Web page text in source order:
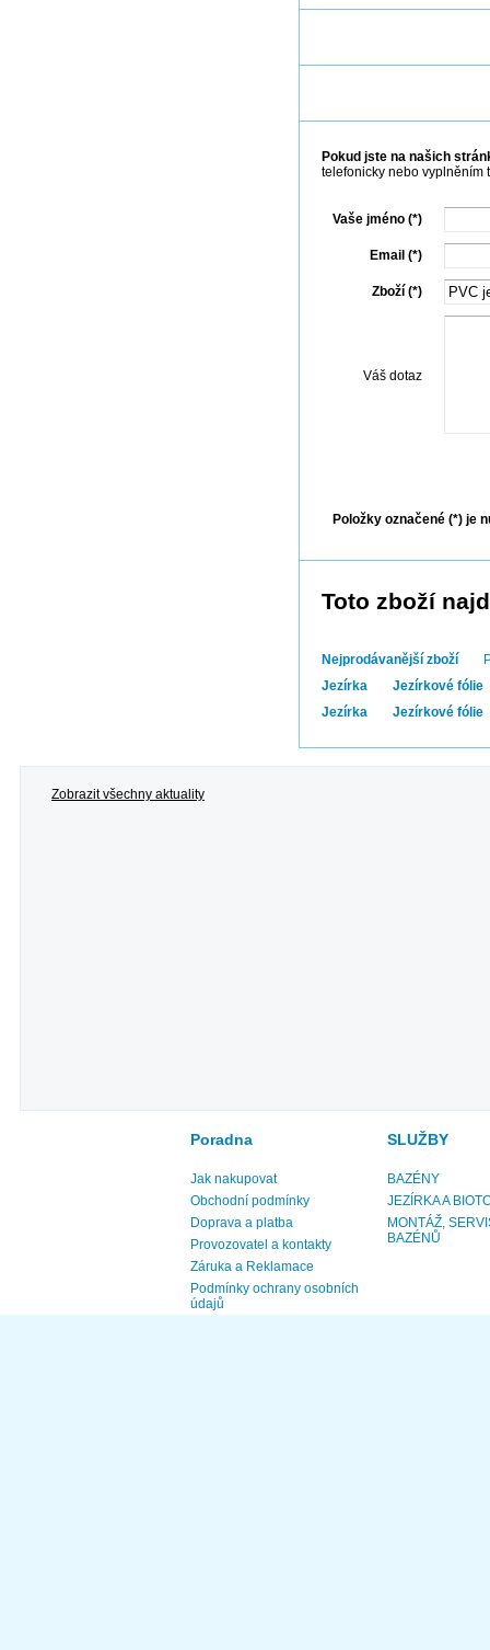
Pokud jste na našich
telefonicky nebo vyplněním
Vaše jméno (*)
Email (*)
Zboží (*)
Váš dotaz
Položky označené (*) je
Toto zboží
Nejprodávanější zboží
Jezírka
Jezírkové fólie
Jezírka
Jezírkové fólie
Zobrazit všechny aktuality
Poradna
Jak nakupovat
Obchodní podmínky
Doprava a platba
Provozovatel a kontakty
Záruka a Reklamace
Podmínky ochrany osobních
údajů
SLUŽBY
BAZÉNY
JEZÍRKA A
MONTÁŽ,
BAZÉNŮ